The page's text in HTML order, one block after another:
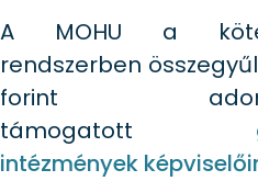
A MOHU a
rendszerben
forint
támogatott
intézmények